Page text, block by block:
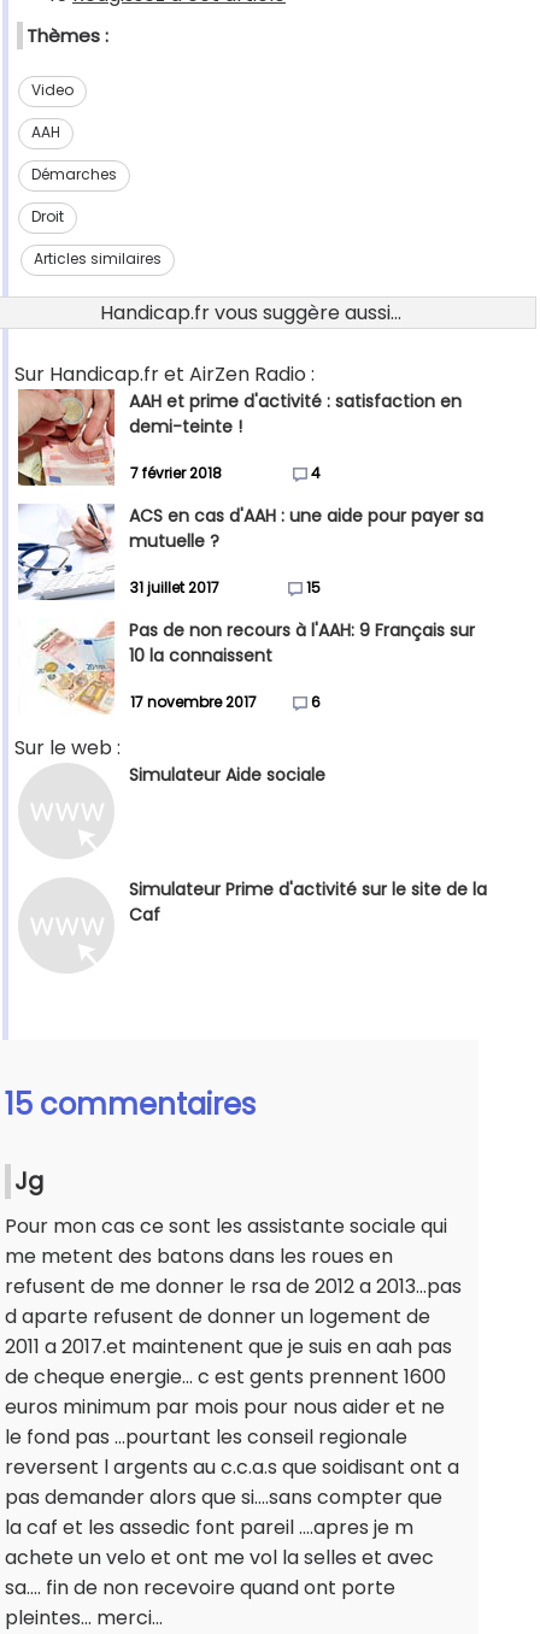
Thèmes :
Video
AAH
Démarches
Droit
Articles similaires
Handicap.fr vous suggère aussi...
Sur Handicap.fr et AirZen Radio :
AAH et prime d'activité : satisfaction en
demi-teinte !
7 février 2018 4
ACS en cas d'AAH : une aide pour payer sa
mutuelle ?
31 juillet 2017 15
Pas de non recours à l'AAH: 9 Français sur
10 la connaissent
17 novembre 2017 6
Sur le web :
Simulateur Aide sociale
Simulateur Prime d'activité sur le site de la
Caf
15 commentaires
Jg
Pour mon cas ce sont les assistante sociale qui
me metent des batons dans les roues en
refusent de me donner le rsa de 2012 a 2013...pas
d aparte refusent de donner un logement de
2011 a 2017.et maintenent que je suis en aah pas
de cheque energie... c est gents prennent 1600
euros minimum par mois pour nous aider et ne
le fond pas ...pourtant les conseil regionale
reversent l argents au c.c.a.s que soidisant ont a
pas demander alors que si....sans compter que
la caf et les assedic font pareil ....apres je m
achete un velo et ont me vol la selles et avec
sa.... fin de non recevoire quand ont porte
pleintes... merci...